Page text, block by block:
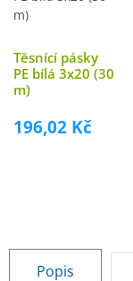
Těsnící pásky
PE bílá 3x20 (30
m)
196,02 Kč
Popis